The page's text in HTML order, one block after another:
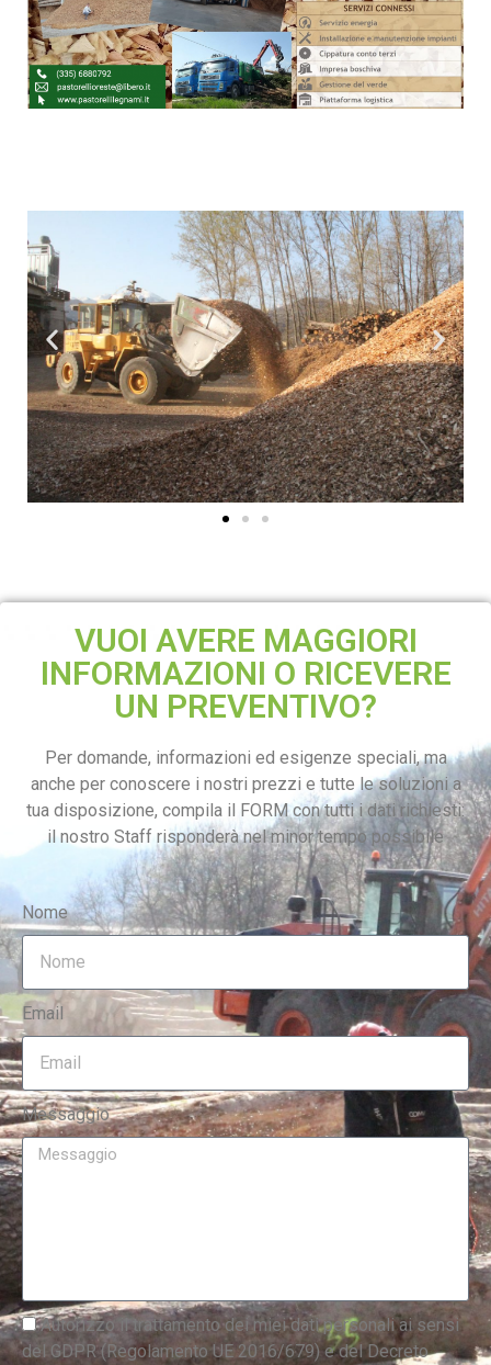
VUOI AVERE MAGGIORI
INFORMAZIONI O RICEVERE
UN PREVENTIVO?
Per domande, informazioni ed esigenze speciali, ma
anche per conoscere i nostri prezzi e tutte le soluzioni a
tua disposizione, compila il FORM con tutti i dati richiesti:
il nostro Staff risponderà nel minor tempo possibile
Nome
Email
Messaggio
Autorizzo il trattamento dei miei dati personali ai sensi
del GDPR (Regolamento UE 2016/679) e del Decreto